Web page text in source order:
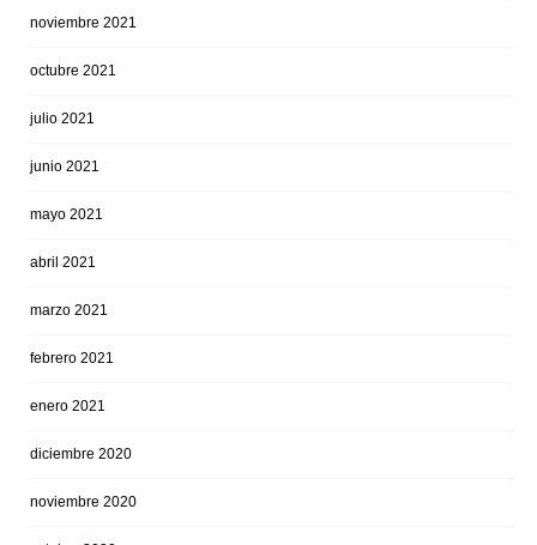
noviembre 2021
octubre 2021
julio 2021
junio 2021
mayo 2021
abril 2021
marzo 2021
febrero 2021
enero 2021
diciembre 2020
noviembre 2020